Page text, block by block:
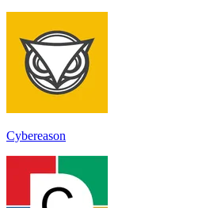
Cybereason